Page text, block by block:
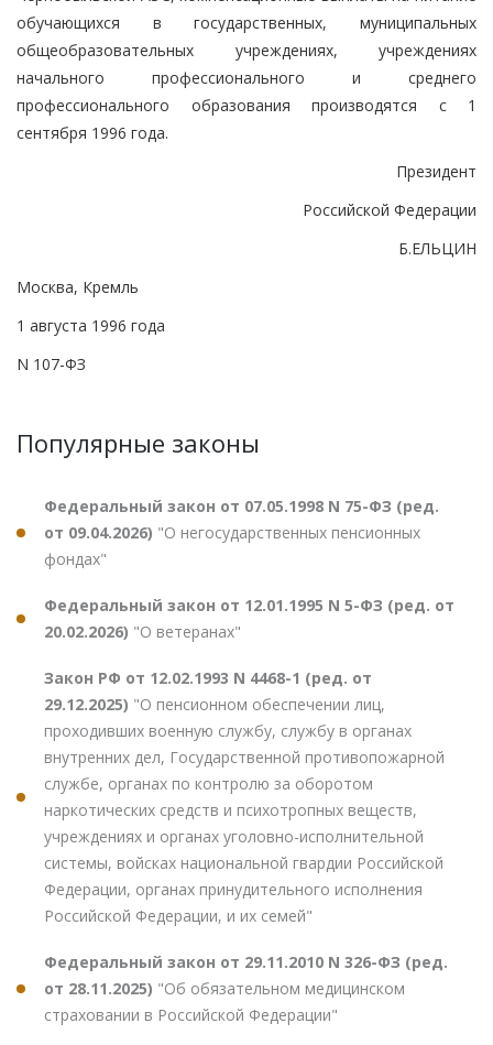
обучающихся в государственных, муниципальных
общеобразовательных учреждениях, учреждениях
начального профессионального и среднего
профессионального образования производятся с 1
сентября 1996 года.
Президент
Российской Федерации
Б.ЕЛЬЦИН
Москва, Кремль
1 августа 1996 года
N 107-ФЗ
Популярные законы
Федеральный закон от 07.05.1998 N 75-ФЗ (ред.
от 09.04.2026) "О негосударственных пенсионных
фондах"
Федеральный закон от 12.01.1995 N 5-ФЗ (ред. от
20.02.2026) "О ветеранах"
Закон РФ от 12.02.1993 N 4468-1 (ред. от
29.12.2025) "О пенсионном обеспечении лиц,
проходивших военную службу, службу в органах
внутренних дел, Государственной противопожарной
службе, органах по контролю за оборотом
наркотических средств и психотропных веществ,
учреждениях и органах уголовно-исполнительной
системы, войсках национальной гвардии Российской
Федерации, органах принудительного исполнения
Российской Федерации, и их семей"
Федеральный закон от 29.11.2010 N 326-ФЗ (ред.
от 28.11.2025) "Об обязательном медицинском
страховании в Российской Федерации"